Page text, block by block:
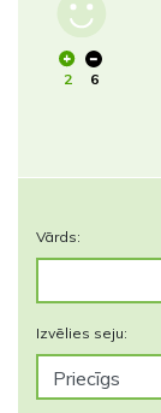
2 6
Vārds:
Izvēlies seju: